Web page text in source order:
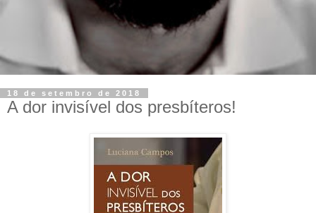
18 de setembro de 2018
A dor invisível dos presbíteros!